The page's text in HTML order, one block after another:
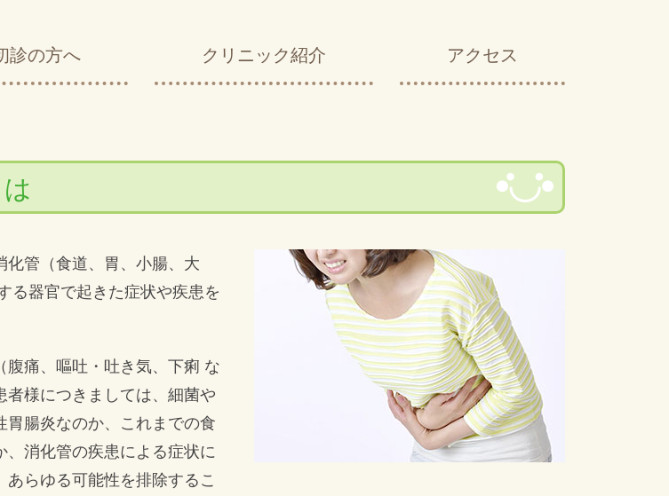
診の方へ クリニック紹介 アクセス
化管（食道、胃、小腸、大
る器官で起きた症状や疾患を
腹痛、嘔吐・吐き気、下痢 な
者様につきましては、細菌や
胃腸炎なのか、これまでの食
、消化管の疾患による症状に
あらゆる可能性を排除するこ